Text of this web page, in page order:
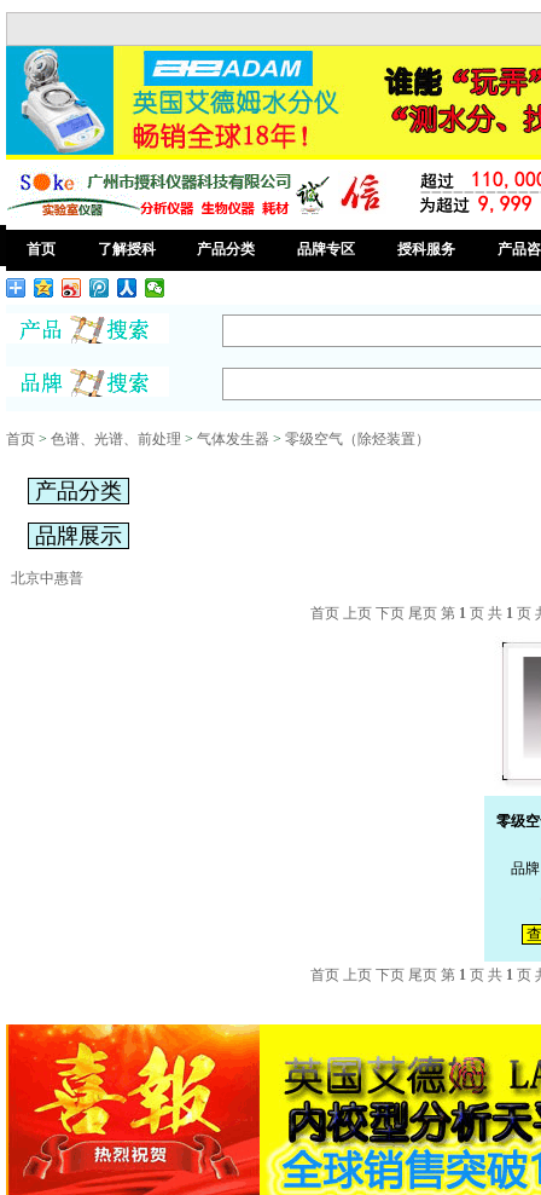
首页 了解授科 产品分类 品牌专区 授科服务 产品
首页> 色谱、光谱、前处理 > 气体发生器 > 零级空气（除烃装置）
产品分类
品牌展示
北京中惠普
首页 上页 下页 尾页 第 1 页 共 1 页
零级
品
首页 上页 下页 尾页 第 1 页 共 1 页